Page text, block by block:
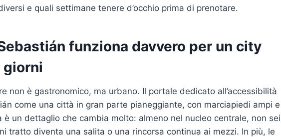
e quali settimane tenere d’occhio prima di prenotare.
funziona davvero per un city
giorni
non è gastronomico, ma urbano. Il portale dedicato all’accessibilità
come una città in gran parte pianeggiante, con marciapiedi ampi e
è un dettaglio che cambia molto: almeno nel nucleo centrale, non sei
tratto diventa una salita o una rincorsa continua ai mezzi. In più, le